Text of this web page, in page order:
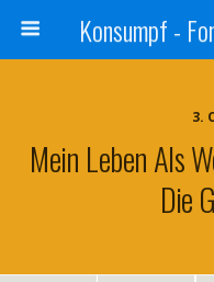
3.
Mein Leben Als
Die